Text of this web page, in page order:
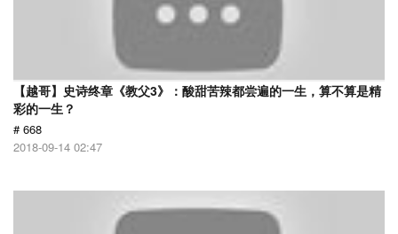
【越哥】史诗终章《教父3》：酸甜苦辣都尝遍的一生，算不算是精
彩的一生？
# 668
2018-09-14 02:47